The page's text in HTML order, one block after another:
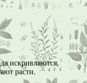
искривляются,
расти.